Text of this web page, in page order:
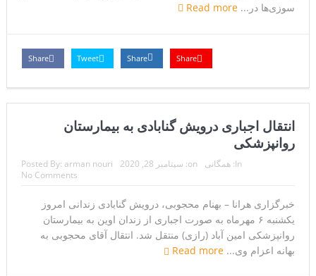
سوزی‌ها در... Read more
Share Tweet Share Share
انتقال اجباری درویش گنابادی به بیمارستان
روانپزشکی
Posted By: arman nouri on: سپتامبر 28, 2020 In: همگانی
No Comments
خبرگزاری هرانا – بهنام محجوبی، درویش گنابادی زندانی امروز
یکشنبه ۶ مهرماه به صورت اجباری از زندان اوین به بیمارستان
روانپزشکی امین آباد (رازی) منتقل شد. انتقال آقای محجوبی به
بهانه اعزام وی... Read more